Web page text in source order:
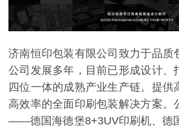
济南恒印包装有限公司致力于品质
公司发展多年，目前已形成设计、
四位一体的成熟产业生产链。提供
高效率的全面印刷包装解决方案。
——德国海德堡8+3UV印刷机、德